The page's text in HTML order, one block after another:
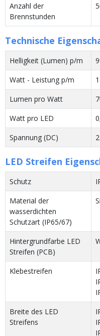
Anzahl der
Brennstunden
Technische
Helligkeit (Lumen) p/m
Watt - Leistung p/m
Lumen pro Watt
Watt pro LED
Spannung (DC)
LED Streifen
Schutz
Material der
wasserdichten
Schutzart (IP65/67)
Hintergrundfarbe LED
Streifen (PCB)
Klebestreifen
Breite des LED
Streifens